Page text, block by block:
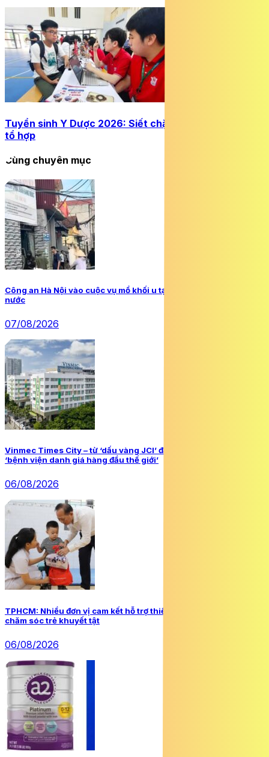
Tuyển sinh Y Dược 2026: Siết chặt đầu vào, mở rộng
tổ hợp
Cùng chuyên mục
Công an Hà Nội vào cuộc vụ mổ khối u tại cơ sở chữa bệnh bằng
nước
07/08/2026
Vinmec Times City – từ ‘dấu vàng JCI’ đầu tiên tại Việt Nam đến
‘bệnh viện danh giá hàng đầu thế giới’
06/08/2026
TPHCM: Nhiều đơn vị cam kết hỗ trợ thiết thực cho Trung tâm
chăm sóc trẻ khuyết tật
06/08/2026